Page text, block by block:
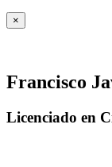
×
Francisco
Licenciado en